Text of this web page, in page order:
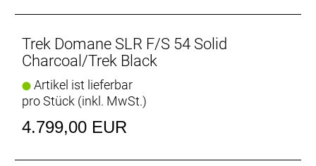
Trek Domane SLR F/S 54 Solid
Charcoal/Trek Black
Artikel ist lieferbar
pro Stück (inkl. MwSt.)
4.799,00 EUR